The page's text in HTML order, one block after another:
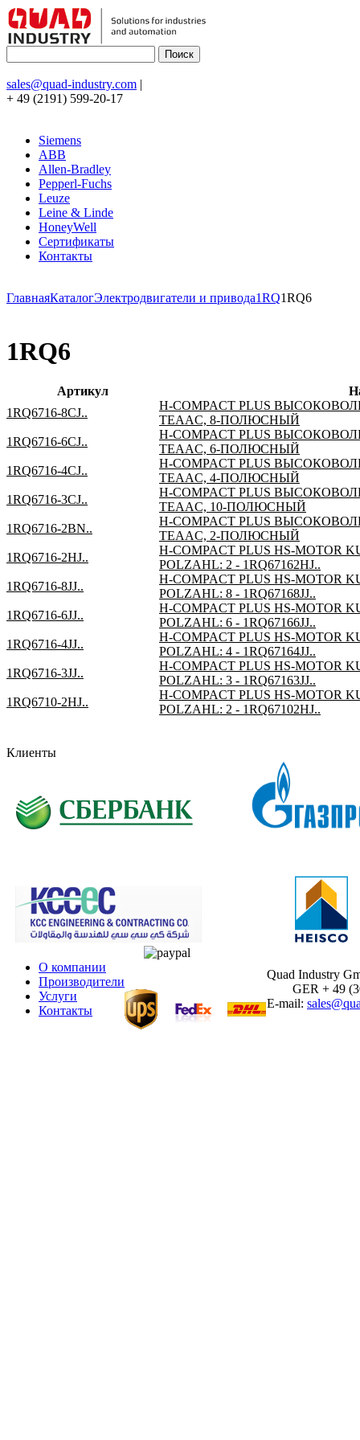
sales@quad-industry.com |
+ 49 (2191) 599-20-17
Siemens
ABB
Allen-Bradley
Pepperl-Fuchs
Leuze
Leine & Linde
HoneyWell
Сертификаты
Контакты
ГлавнаяКаталогЭлектродвигатели и привода1RQ1RQ6
1RQ6
Артикул
1RQ6716-8CJ..
H-COMPACT PLUS
TEAAC, 8-ПОЛЮСНЫЙ
1RQ6716-6CJ..
H-COMPACT PLUS
TEAAC, 6-ПОЛЮСНЫЙ
1RQ6716-4CJ..
H-COMPACT PLUS
TEAAC, 4-ПОЛЮСНЫЙ
1RQ6716-3CJ..
H-COMPACT PLUS
TEAAC, 10-ПОЛЮСНЫЙ
1RQ6716-2BN..
H-COMPACT PLUS
TEAAC, 2-ПОЛЮСНЫЙ
1RQ6716-2HJ..
H-COMPACT PLUS HS-MOTOR
POLZAHL: 2 - 1RQ67162HJ..
1RQ6716-8JJ..
H-COMPACT PLUS HS-MOTOR
POLZAHL: 8 - 1RQ67168JJ..
1RQ6716-6JJ..
H-COMPACT PLUS HS-MOTOR
POLZAHL: 6 - 1RQ67166JJ..
1RQ6716-4JJ..
H-COMPACT PLUS HS-MOTOR
POLZAHL: 4 - 1RQ67164JJ..
1RQ6716-3JJ..
H-COMPACT PLUS HS-MOTOR
POLZAHL: 3 - 1RQ67163JJ..
1RQ6710-2HJ..
H-COMPACT PLUS HS-MOTOR
POLZAHL: 2 - 1RQ67102HJ..
Клиенты
О компании
Производители
Услуги
Контакты
Quad Industry
GER + 49
E-mail: